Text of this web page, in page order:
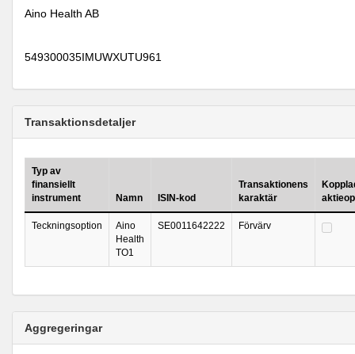
Aino Health AB
549300035IMUWXUTU961
Transaktionsdetaljer
Typ av
finansiellt
instrument
Namn ISIN-kod
Transaktionens
karaktär
Teckningsoption
Aino
Health
TO1
SE0011642222 Förvärv
Aggregeringar